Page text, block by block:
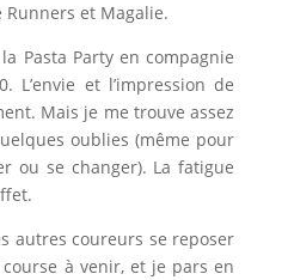
Runners et Magalie.
Pasta Party en compagnie
L’envie et l’impression de
Mais je me trouve assez
oublies (même pour
ou se changer). La fatigue
autres coureurs se reposer
à venir, et je pars en